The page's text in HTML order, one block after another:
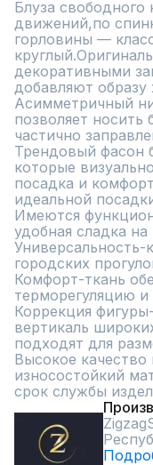
Блуза
движений,по
горловины —
декоративными
добавляют образу
Асимметричный
позволяет носить
частично
Трендовый фасон
которые
посадка и
идеальной
Имеются
удобная сладка на
городских
Комфорт-ткань
терморегуляцию
Коррекция
вертикаль
подходят для
Высокое
износостойкий
срок службы